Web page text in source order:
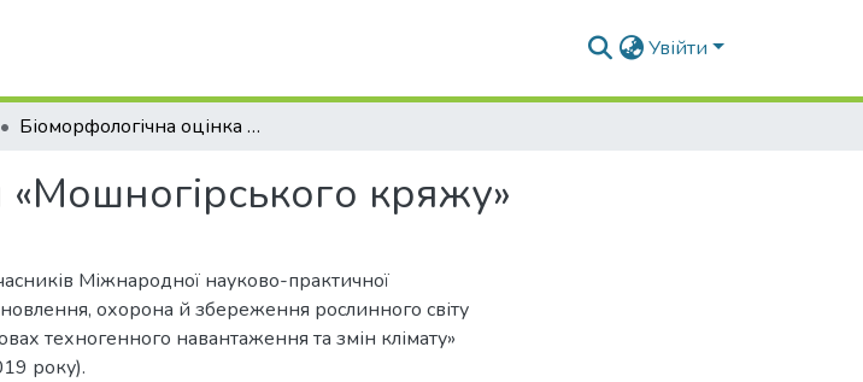
Увійти
Біоморфологічна оцінка флори «Мошногірського кряжу»
кряжу»
Міжнародної науково-практичної
охорона й збереження рослинного світу
техногенного навантаження та змін клімату»
року).